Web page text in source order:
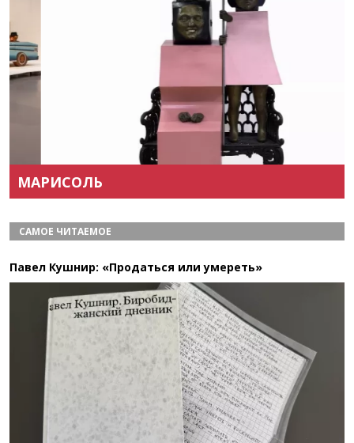
МАРИСОЛЬ
САМОЕ ЧИТАЕМОЕ
Павел Кушнир: «Продаться или умереть»